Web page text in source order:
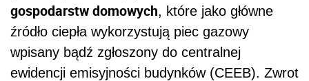
gospodarstw domowych, które jako główne
źródło ciepła wykorzystują piec gazowy
wpisany bądź zgłoszony do centralnej
ewidencji emisyjności budynków (CEEB). Zwrot